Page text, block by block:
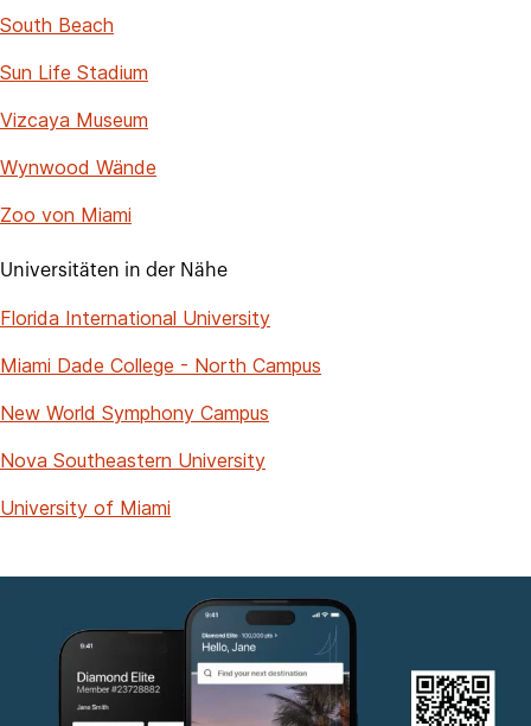
South Beach
Sun Life Stadium
Vizcaya Museum
Wynwood Wände
Zoo von Miami
Universitäten in der Nähe
Florida International University
Miami Dade College - North Campus
New World Symphony Campus
Nova Southeastern University
University of Miami